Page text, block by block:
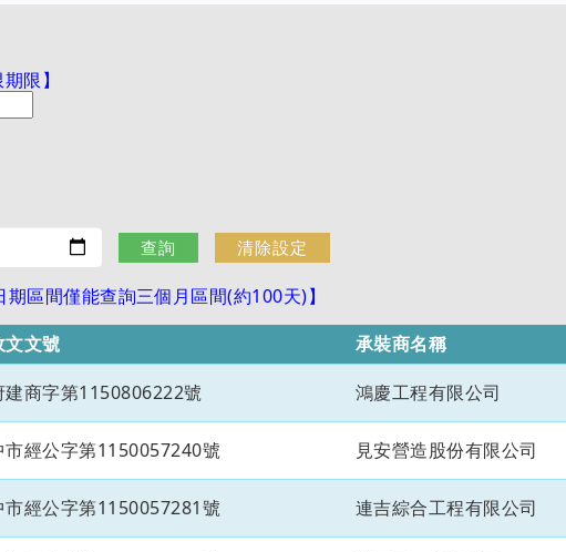
限】
區間僅能查詢三個月區間(約100天)】
文文號 承裝商名稱
建商字第1150806222號 鴻慶工程有限公司
市經公字第1150057240號 見安營造股份有限公司
市經公字第1150057281號 連吉綜合工程有限公司